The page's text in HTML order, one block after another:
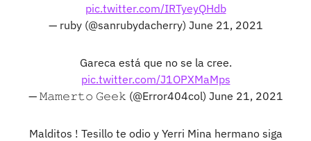
pic.twitter.com/IRTyeyQHdb
— ruby (@sanrubydacherry) June 21, 2021
Gareca está que no se la cree.
pic.twitter.com/J1OPXMaMps
— 𝙼𝚊𝚖𝚎𝚛𝚝𝚘 𝙶𝚎𝚎𝚔 (@Error404col) June 21, 2021
Malditos ! Tesillo te odio y Yerri Mina hermano siga